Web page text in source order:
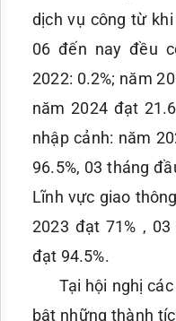
dịch vụ công từ
06 đến nay đều
2022: 0.2%; năm
năm 2024 đạt
nhập cảnh: năm
96.5%, 03 tháng
Lĩnh vực giao
2023 đạt 71% ,
đạt 94.5%.
Tại hội nghị các
bật những thành